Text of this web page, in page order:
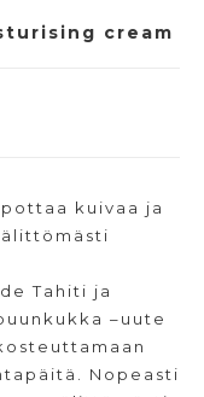
cream
kuivaa ja
Tahiti ja
–uute
Nopeasti